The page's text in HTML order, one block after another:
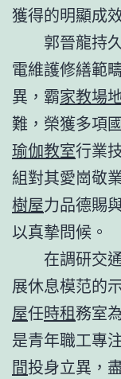
獲得的明顯成
郭晉龍持
電維護修繕範
異，霸家教場
難，榮獲多項
瑜伽教室行業
組對其愛崗敬
樹屋力品德賜
以真摯問候。
在調研交
展休息模范的
屋任時租務室
是青年職工專
間投身立異，